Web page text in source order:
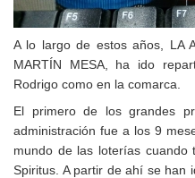
A lo largo de estos años,
LA
MARTÍN MESA, ha ido
Rodrigo como en la comarca.
El primero de los grandes
administración fue a los 9
mundo de las loterías cuando
Spiritus. A partir de ahí se han